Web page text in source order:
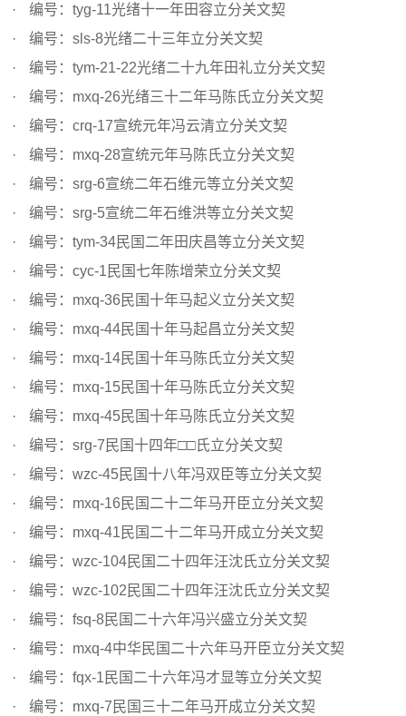
编号：tyg-11光绪十一年田容立分关文契
编号：sls-8光绪二十三年立分关文契
编号：tym-21-22光绪二十九年田礼立分关文契
编号：mxq-26光绪三十二年马陈氏立分关文契
编号：crq-17宣统元年冯云清立分关文契
编号：mxq-28宣统元年马陈氏立分关文契
编号：srg-6宣统二年石维元等立分关文契
编号：srg-5宣统二年石维洪等立分关文契
编号：tym-34民国二年田庆昌等立分关文契
编号：cyc-1民国七年陈增荣立分关文契
编号：mxq-36民国十年马起义立分关文契
编号：mxq-44民国十年马起昌立分关文契
编号：mxq-14民国十年马陈氏立分关文契
编号：mxq-15民国十年马陈氏立分关文契
编号：mxq-45民国十年马陈氏立分关文契
编号：srg-7民国十四年□□氏立分关文契
编号：wzc-45民国十八年冯双臣等立分关文契
编号：mxq-16民国二十二年马开臣立分关文契
编号：mxq-41民国二十二年马开成立分关文契
编号：wzc-104民国二十四年汪沈氏立分关文契
编号：wzc-102民国二十四年汪沈氏立分关文契
编号：fsq-8民国二十六年冯兴盛立分关文契
编号：mxq-4中华民国二十六年马开臣立分关文契
编号：fqx-1民国二十六年冯才显等立分关文契
编号：mxq-7民国三十二年马开成立分关文契